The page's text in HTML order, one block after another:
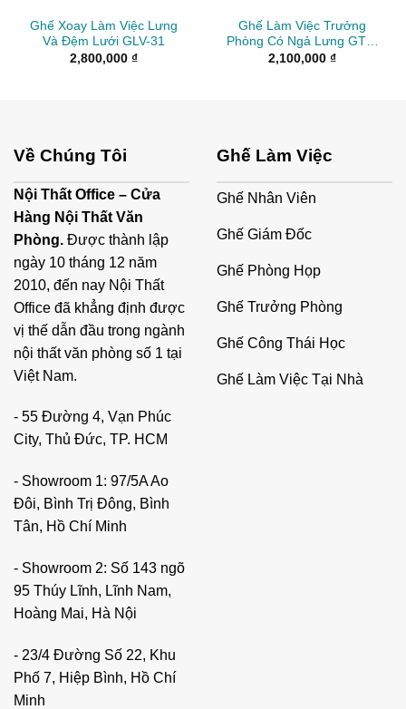
Ghế Xoay Làm Việc Lưng
Và Đệm Lưới GLV-31
2,800,000 ₫
Ghế Làm Việc Trưởng
Phòng Có Ngả Lưng GTP-
010
2,100,000 ₫
Về Chúng Tôi
Nội Thất Office – Cửa
Hàng Nội Thất Văn
Phòng. Được thành lập
ngày 10 tháng 12 năm
2010, đến nay Nội Thất
Office đã khẳng định được
vị thế dẫn đầu trong ngành
nội thất văn phòng số 1 tại
Việt Nam.
- 55 Đường 4, Vạn Phúc
City, Thủ Đức, TP. HCM
- Showroom 1: 97/5A Ao
Đôi, Bình Trị Đông, Bình
Tân, Hồ Chí Minh
- Showroom 2: Số 143 ngõ
95 Thúy Lĩnh, Lĩnh Nam,
Hoàng Mai, Hà Nội
- 23/4 Đường Số 22, Khu
Phố 7, Hiệp Bình, Hồ Chí
Minh
Ghế Làm Việc
Ghế Nhân Viên
Ghế Giám Đốc
Ghế Phòng Họp
Ghế Trưởng Phòng
Ghế Công Thái Học
Ghế Làm Việc Tại Nhà